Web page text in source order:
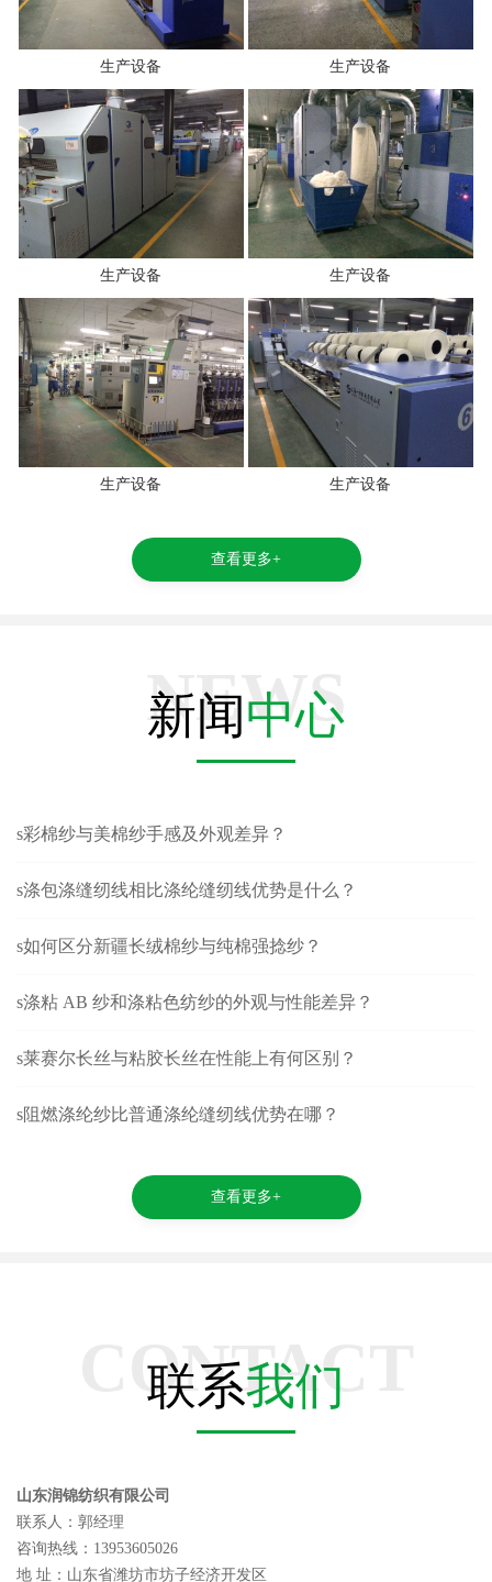
生产设备 生产设备
生产设备 生产设备
生产设备 生产设备
查看更多+
NEWS
新闻中心
s彩棉纱与美棉纱手感及外观差异？
s涤包涤缝纫线相比涤纶缝纫线优势是什么？
s如何区分新疆长绒棉纱与纯棉强捻纱？
s涤粘 AB 纱和涤粘色纺纱的外观与性能差异？
s莱赛尔长丝与粘胶长丝在性能上有何区别？
s阻燃涤纶纱比普通涤纶缝纫线优势在哪？
查看更多+
CONTACT
联系我们
山东润锦纺织有限公司
联系人：郭经理
咨询热线：13953605026
地 址：山东省潍坊市坊子经济开发区